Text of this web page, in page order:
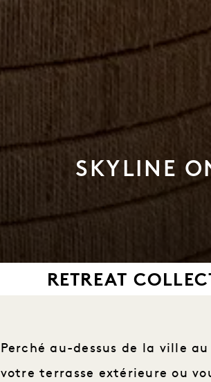
SKYLINE
RETREAT
Perché au-dessus de la ville
votre terrasse extérieure ou